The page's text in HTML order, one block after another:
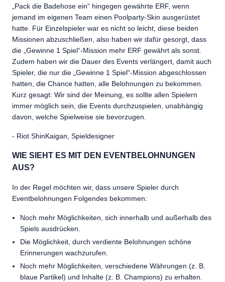
„Pack die Badehose ein“ hingegen gewährte ERF, wenn
jemand im eigenen Team einen Poolparty-Skin ausgerüstet
hatte. Für Einzelspieler war es nicht so leicht, diese beiden
Missionen abzuschließen, also haben wir dafür gesorgt, dass
die „Gewinne 1 Spiel“-Mission mehr ERF gewährt als sonst.
Zudem haben wir die Dauer des Events verlängert, damit auch
Spieler, die nur die „Gewinne 1 Spiel“-Mission abgeschlossen
hatten, die Chance hatten, alle Belohnungen zu bekommen.
Kurz gesagt: Wir sind der Meinung, es sollte allen Spielern
immer möglich sein, die Events durchzuspielen, unabhängig
davon, welche Spielweise sie bevorzugen.
- Riot ShinKaigan, Spieldesigner
WIE SIEHT ES MIT DEN EVENTBELOHNUNGEN
AUS?
In der Regel möchten wir, dass unsere Spieler durch
Eventbelohnungen Folgendes bekommen:
Noch mehr Möglichkeiten, sich innerhalb und außerhalb des
Spiels ausdrücken.
Die Möglichkeit, durch verdiente Belohnungen schöne
Erinnerungen wachzurufen.
Noch mehr Möglichkeiten, verschiedene Währungen (z. B.
blaue Partikel) und Inhalte (z. B. Champions) zu erhalten.